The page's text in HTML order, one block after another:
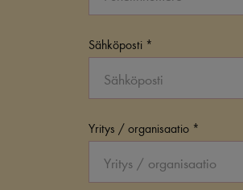
Sähköposti
Yritys / organisaatio *